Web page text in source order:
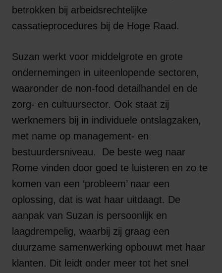
betrokken bij arbeidsrechtelijke
cassatieprocedures bij de Hoge Raad.
Suzan werkt voor middelgrote en grote
ondernemingen in uiteenlopende sectoren,
waaronder de non-food detailhandel en de
zorg- en cultuursector. Ook staat zij
werknemers bij in individuele ontslagzaken,
met name op management- en
bestuurdersniveau. De beste weg naar
Rome vinden door goed te luisteren en zo te
komen van een ‘probleem’ naar een
oplossing, dat is wat haar uitdaagt. De
aanpak van Suzan is persoonlijk en
laagdrempelig, waarbij zij graag een
duurzame samenwerking opbouwt met haar
klanten. Dit leidt onder meer tot het snel